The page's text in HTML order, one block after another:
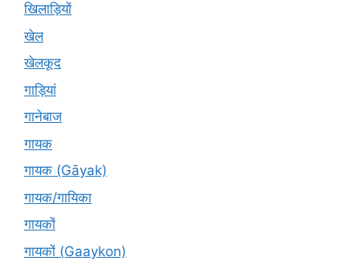
खिलाड़ियों
खेल
खेलकूद
गाड़ियां
गानेबाज
गायक
गायक (Gāyak)
गायक/गायिका
गायकों
गायकों (Gaaykon)